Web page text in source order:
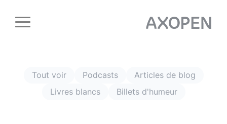
Tout voir Podcasts
Articles de blog
Livres blancs
Billets d'humeur